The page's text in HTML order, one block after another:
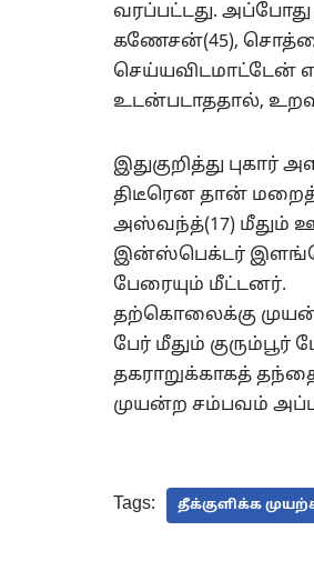
வரப்பட்டது.
கணேசன்(45),
செய்யவிடமாட்டேன்
உடன்படாததால்,
இதுகுறித்து
திடீரென தான்
அஸ்வந்த்(17) மீதும்
இன்ஸ்பெக்டர்
பேரையும் மீட்டனர்.
தற்கொலைக்கு
பேர் மீதும்
தகராறுக்காகத்
முயன்ற சம்பவம்
Tags: தீக்குளிக்க